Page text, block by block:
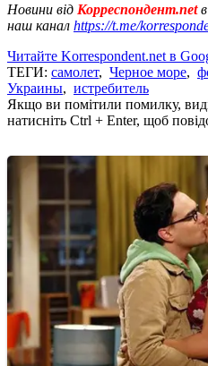
Новини від Корреспондент.net
наш канал https://t.me/
Читайте Korrespondent.net в
ТЕГИ: самолет, Черное море,
Украины, истребитель
Якщо ви помітили помилку,
натисніть Ctrl + Enter, щоб